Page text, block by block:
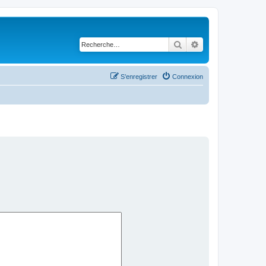
Rechercher
Connexion
S’enregistrer